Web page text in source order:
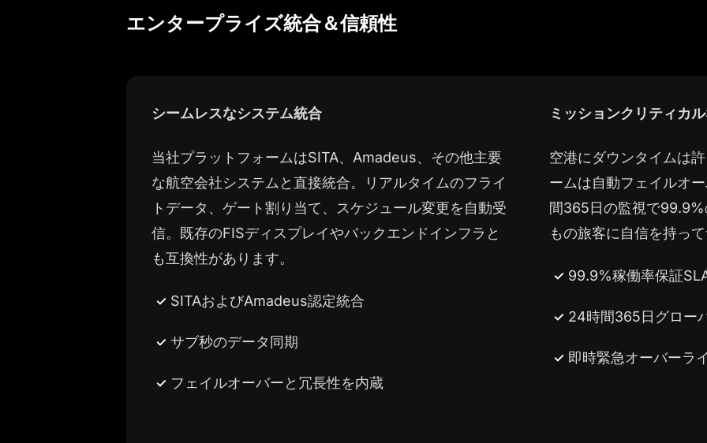
エンタープライズ統合＆信頼性
シームレスなシステム統合
当社プラットフォームはSITA、Amadeus、その他主要
な航空会社システムと直接統合。リアルタイムのフライ
トデータ、ゲート割り当て、スケジュール変更を自動受
信。既存のFISディスプレイやバックエンドインフラと
も互換性があります。
SITAおよびAmadeus認定統合
サブ秒のデータ同期
フェイルオーバーと冗長性を内蔵
ミッションクリティカ
空港にダウンタイムは
ームは自動フェイルオ
間365日の監視で
もの旅客に自信を持っ
99.9%稼働率保証
24時間365日グロー
即時緊急オーバーラ